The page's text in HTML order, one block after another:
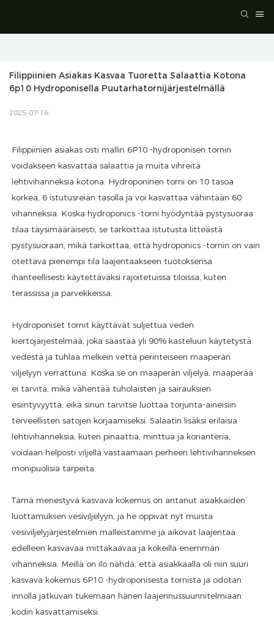
Filippiinien Asiakas Kasvaa Tuoretta Salaattia Kotona
6p10 Hydroponisella Puutarhatornijärjestelmällä
2025-07-16
Filippiinien asiakas osti mallin 6P10 -hydroponisen tornin
voidakseen kasvattaa salaattia ja muita vihreitä
lehtivihanneksia kotona. Hydroponinen torni on 10 tasoa
korkea, 6 istutusreiän tasolla ja voi kasvattaa vähintään 60
vihanneksia. Koska hydroponics -torni hyödyntää pystysuoraa
tilaa täysimääräisesti, se tarkoittaa istutusta litteästä
pystysuoraan, mikä tarkoittaa, että hydroponics -tornin on vain
otettava pienempi tila laajentaakseen tuotoksensa
ihanteellisesti käytettäväksi rajoitetuissa tiloissa, kuten
terassissa ja parvekkeissa.
Hydroponiset tornit käyttävät suljettua veden
kiertojärjestelmää, joka säästää yli 90% kasteluun käytetystä
vedestä ja tuhlaa melkein vettä perinteiseen maaperän
viljelyyn verrattuna. Koska se on maaperän viljelyä, maaperää
ei tarvita, mikä vähentää tuholaisten ja sairauksien
esiintyvyyttä, eikä sinun tarvitse luottaa torjunta-aineisiin
terveellisten satojen korjaamiseksi. Salaatin lisäksi erilaisia
lehtivihanneksia, kuten pinaattia, minttua ja korianteria,
voidaan helposti viljellä vastaamaan perheen lehtivihanneksen
monipuolisia tarpeita.
Tämä menestyvä kasvava kokemus on antanut asiakkaiden
luottamuksen vesiviljelyyn, ja he oppivat nyt muista
vesiviljelyjärjestelmien malleistamme ja aikovat laajentaa
edelleen kasvavaa mittakaavaa ja kokeilla enemmän
vihanneksia. Meillä on ilo nähdä, että asiakkaalla oli niin suuri
kasvava kokemus 6P10 -hydroponisesta tornista ja odotan
innolla jatkuvan tukemaan hänen laajennussuunnitelmiaan
kodin kasvattamiseksi.